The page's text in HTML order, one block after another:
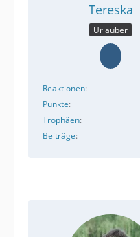
Tereska
Urlauber
Reaktionen
Punkte
Trophäen
Beiträge